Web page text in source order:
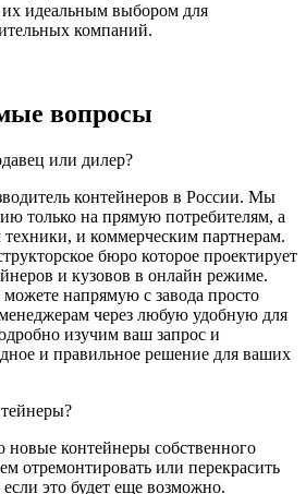
идеальным выбором для
компаний.
вопросы
или дилер?
контейнеров в России. Мы
только на прямую потребителям, а
техники, и коммерческим партнерам.
бюро которое проектирует
и кузовов в онлайн режиме.
напрямую с завода просто
через любую удобную для
изучим ваш запрос и
и правильное решение для ваших
новые контейнеры собственного
отремонтировать или перекрасить
это будет еще возможно.